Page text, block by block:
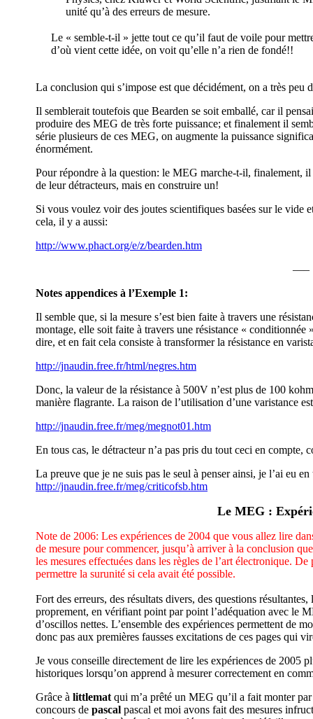
unité qu’à des erreurs de mesure.
Le « semble-t-il » jette tout ce qu’il faut de voile pour
d’où vient cette idée, on voit qu’elle n’a rien de fondé!!
La conclusion qui s’impose est que décidément, on a très peu
Il semblerait toutefois que Bearden se soit emballé, car il
produire des MEG de très forte puissance; et finalement il
série plusieurs de ces MEG, on augmente la puissance
énormément.
Pour répondre à la question: le MEG marche-t-il, finalement,
de leur détracteurs, mais en construire un!
Si vous voulez voir des joutes scientifiques basées sur le vide
cela, il y a aussi:
http://www.phact.org/e/z/bearden.htm
—–
Notes appendices à l’Exemple 1:
Il semble que, si la mesure s’est bien faite à travers une
montage, elle soit faite à travers une résistance «
dire, et en fait cela consiste à transformer la résistance en
http://jnaudin.free.fr/html/negres.htm
Donc, la valeur de la résistance à 500V n’est plus de 100
manière flagrante. La raison de l’utilisation d’une varistance
http://jnaudin.free.fr/meg/megnot01.htm
En tous cas, le détracteur n’a pas pris du tout ceci en compte,
La preuve que je ne suis pas le seul à penser ainsi, je l’ai eu
http://jnaudin.free.fr/meg/criticofsb.htm
Le MEG :
Note de 2006: Les expériences de 2004 que vous allez lire
de mesure pour commencer, jusqu’à arriver à la conclusion
les mesures effectuées dans les règles de l’art électronique.
permettre la surunité si cela avait été possible.
Fort des erreurs, des résultats divers, des questions
proprement, en vérifiant point par point l’adéquation avec le
d’oscillos nettes. L’ensemble des expériences permettent de
donc pas aux premières fausses excitations de ces pages qui
Je vous conseille directement de lire les expériences de 2005
historiques lorsqu’on apprend à mesurer correctement en
Grâce à littlemat qui m’a prêté un MEG qu’il a fait monter
concours de pascal pascal et moi avons fait des mesures